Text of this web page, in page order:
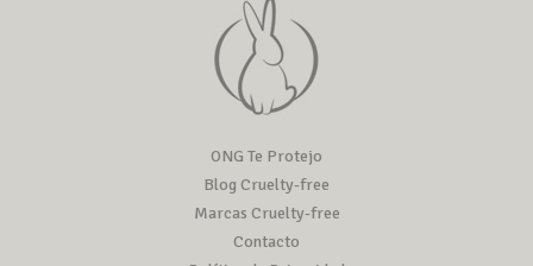
ONG Te Protejo
Blog Cruelty-free
Marcas Cruelty-free
Contacto